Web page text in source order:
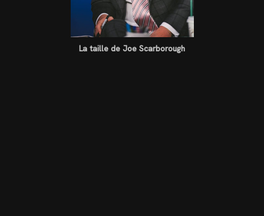
La taille de Joe Scarborough